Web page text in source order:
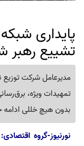
پایداری
تشییع رهبر
مدیرعامل شرکت توزیع
تمهیدات ویژه،
بدون هیچ خللی
نورنیوز-گروه اقتصادی: